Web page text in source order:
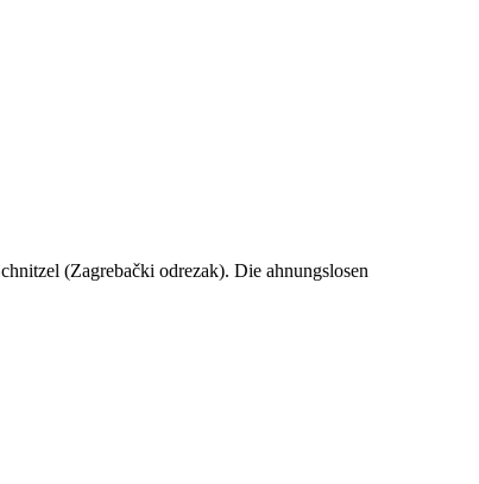
(Zagrebački odrezak). Die ahnungslosen